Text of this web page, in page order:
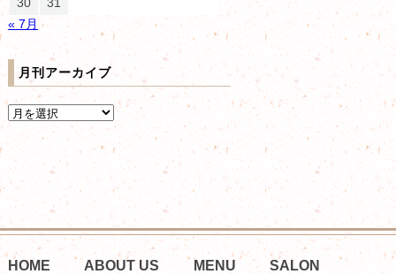
« 7月
月刊アーカイブ
HOME ABOUT US MENU SALON